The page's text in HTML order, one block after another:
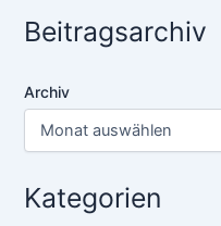
Beitragsarchiv
Archiv
Kategorien